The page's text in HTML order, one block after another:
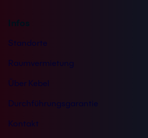
Infos
Standorte
Raumvermietung
Über Kebel
Durchführungsgarantie
Kontakt